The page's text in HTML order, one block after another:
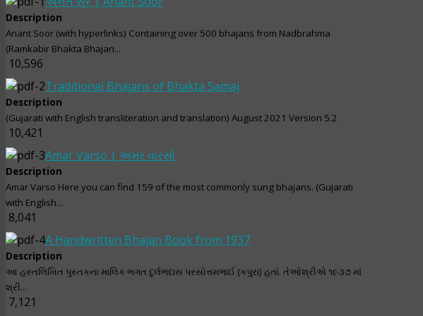
Description
Anant Soor (with hyperlinks) Containing over 500 bhajans from Nadbrahma
(Ramkabir Bhakta Bhajan...
10,596
Traditional Bhajans of Bhakta Samaj
Description
(Gujarati with English transliteration and translation) August 2021 Version 5.2
10,421
Amar Varso | અમર વારસો
Description
Amar Varso Here you can find 159 of the most commonly sung bhajans. (Gujarati
with English...
8,041
A Handwritten Bhajan Book from 1937
Description
આ હસ્તલિખિત પુસ્તકના માલિક ભગત દુર્લભદાસ પરસોત્તમભાઈ (કપુરા) હતાં. તેઓશ્રીએ ૧૯૩૭ માં
શ્રી...
7,121